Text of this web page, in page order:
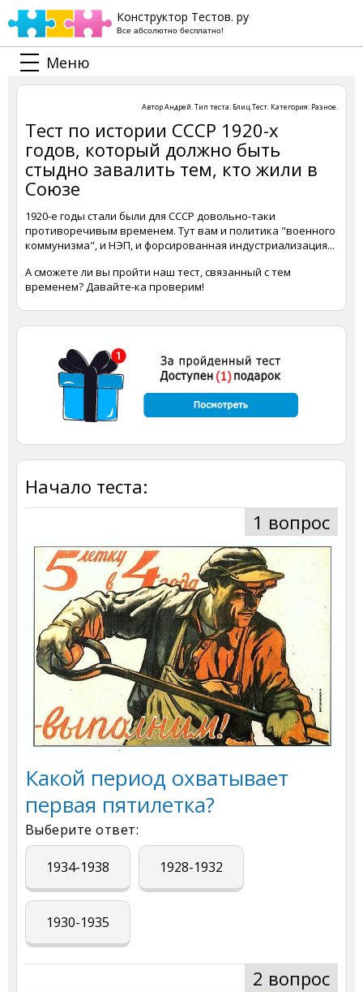
Конструктор Тестов. ру
Все абсолютно бесплатно!
Меню
АвторАндрей. Тип теста: Блиц Тест. Категория: Разное.
Тест по истории СССР 1920-х
годов, который должно быть
стыдно завалить тем, кто жили в
Союзе
1920-е годы стали были для СССР довольно-таки
противоречивым временем. Тут вам и политика "военного
коммунизма", и НЭП, и форсированная индустриализация...
А сможете ли вы пройти наш тест, связанный с тем
временем? Давайте-ка проверим!
Начало теста:
1 вопрос
Какой период охватывает
первая пятилетка?
Выберите ответ:
1934-1938 1928-1932
1930-1935
2 вопрос